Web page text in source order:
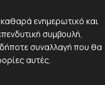
καθαρά ενημερωτικό και
συμβουλή,
συναλλαγή που θα
αυτές.